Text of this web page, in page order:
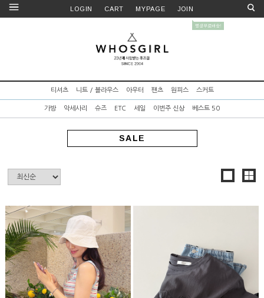
LOGIN CART MYPAGE JOIN
티셔츠 니트 / 블라우스 아우터 팬츠 원피스 스커트
가방 악세사리 슈즈 ETC 세일 이번주 신상 베스트 50
SALE